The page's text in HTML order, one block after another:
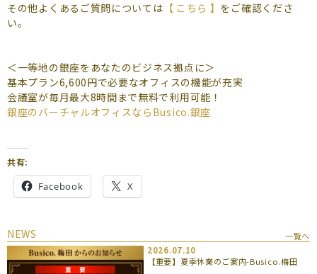
お申し込み
その他よくあるご質問については 【 こちら 】 をご確認くださ
い。
＜一等地の銀座をあなたのビジネス拠点に＞
基本プラン6,600円で必要なオフィスの機能が充実
会議室が毎月最大8時間まで無料で利用可能！
銀座のバーチャルオフィスならBusico.銀座
共有:
Facebook X
NEWS
一覧へ
2026.07.10
【重要】夏季休業のご案内-Busico.梅田